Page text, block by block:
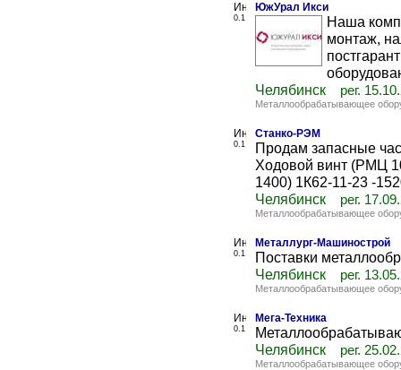
0.1
ЮжУрал Икси
Наша
монтаж,
Челябинск
рег.
Металлообрабатывающее
0.1
Станко-РЭМ
Продам запасные
Ходовой винт (РМЦ
1400) 1К62-11-23 -
Челябинск
рег.
Металлообрабатывающее
0.1
Металлург-Машинострой
Поставки
Челябинск
рег.
Металлообрабатывающее
0.1
Мега-Техника
Челябинск
рег.
Металлообрабатывающее